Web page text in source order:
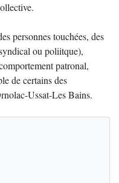
personnes touchées, des
ou poliitque),
patronal,
de certains des
Ussat-Les Bains.